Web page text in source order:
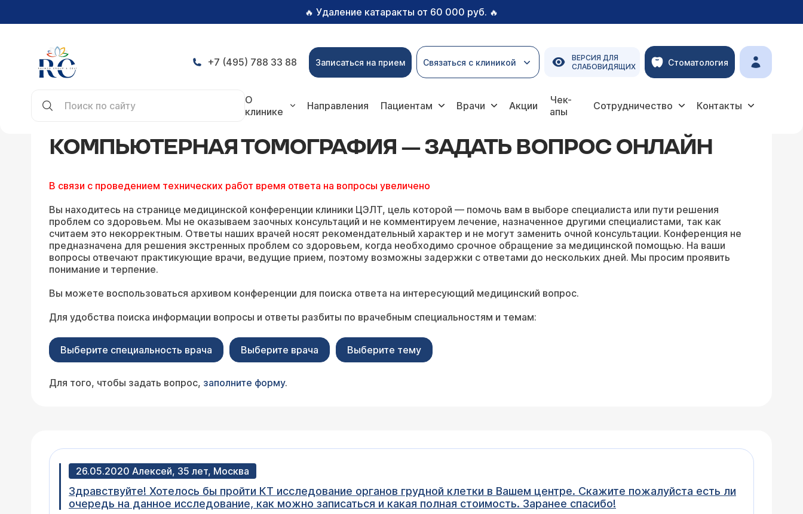
🔥 Удаление катаракты от 60 000 руб. 🔥
+7 (495) 788 33 88 Записаться на прием Связаться с клиникой
ВЕРСИЯ ДЛЯ
СЛАБОВИДЯЩИХ
Стоматология
О
клинике
Направления Пациентам Врачи Акции
Чек-
апы
Сотрудничество Контакты
КОМПЬЮТЕРНАЯ ТОМОГРАФИЯ — ЗАДАТЬ ВОПРОС ОНЛАЙН
В связи с проведением технических работ время ответа на вопросы увеличено
Вы находитесь на странице медицинской конференции клиники ЦЭЛТ, цель которой — помочь вам в выборе специалиста или пути решения
проблем со здоровьем. Мы не оказываем заочных консультаций и не комментируем лечение, назначенное другими специалистами, так как
считаем это некорректным. Ответы наших врачей носят рекомендательный характер и не могут заменить очной консультации. Конференция не
предназначена для решения экстренных проблем со здоровьем, когда необходимо срочное обращение за медицинской помощью. На ваши
вопросы отвечают практикующие врачи, ведущие прием, поэтому возможны задержки с ответами до нескольких дней. Мы просим проявить
понимание и терпение.
Вы можете воспользоваться архивом конференции для поиска ответа на интересующий медицинский вопрос.
Для удобства поиска информации вопросы и ответы разбиты по врачебным специальностям и темам:
Выберите специальность врача Выберите врача Выберите тему
Для того, чтобы задать вопрос, заполните форму.
26.05.2020 Алексей, 35 лет, Москва
Здравствуйте! Хотелось бы пройти КТ исследование органов грудной клетки в Вашем центре. Скажите пожалуйста есть ли
очередь на данное исследование, как можно записаться и какая полная стоимость. Заранее спасибо!